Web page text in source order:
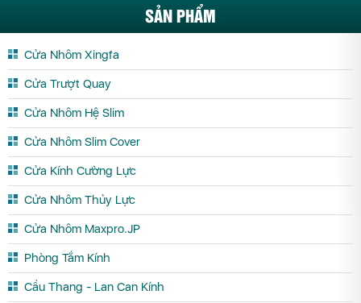
SẢN PHẨM
Cửa Nhôm Xingfa
Cửa Trượt Quay
Cửa Nhôm Hệ Slim
Cửa Nhôm Slim Cover
Cửa Kính Cường Lực
Cửa Nhôm Thủy Lực
Cửa Nhôm Maxpro.JP
Phòng Tắm Kính
Cầu Thang - Lan Can Kính